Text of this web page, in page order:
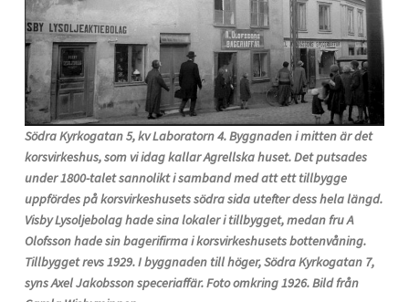
Södra Kyrkogatan 5, kv Laboratorn 4. Byggnaden i mitten är det
korsvirkeshus, som vi idag kallar Agrellska huset. Det putsades
under 1800-talet sannolikt i samband med att ett tillbygge
uppfördes på korsvirkeshusets södra sida utefter dess hela längd.
Visby Lysoljebolag hade sina lokaler i tillbygget, medan fru A
Olofsson hade sin bagerifirma i korsvirkeshusets bottenvåning.
Tillbygget revs 1929. I byggnaden till höger, Södra Kyrkogatan 7,
syns Axel Jakobsson speceriaffär. Foto omkring 1926. Bild från